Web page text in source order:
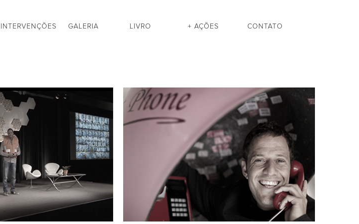
INTERVENÇÕES GALERIA LIVRO + AÇÕES CONTATO